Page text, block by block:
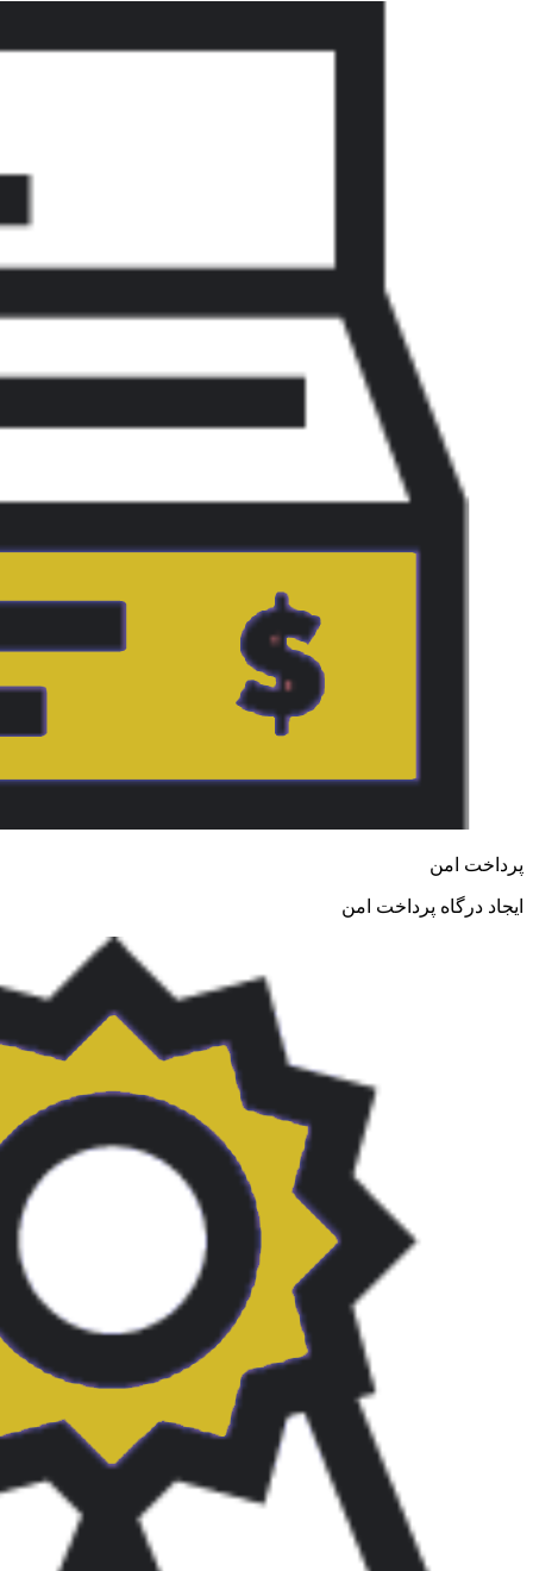
پرداخت امن
ایجاد درگاه پرداخت امن